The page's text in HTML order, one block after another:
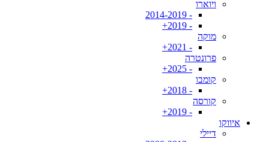
ויוארו
- 2014-2019
- 2019+
מוקה
- 2021+
פרונטרה
- 2025+
קומבו
- 2018+
קורסה
- 2019+
איווקו
דיילי